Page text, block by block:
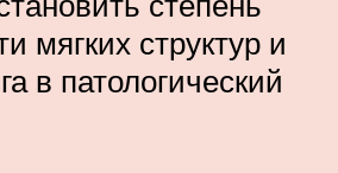
мягких структур и
в патологический